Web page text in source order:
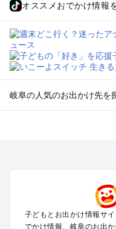
オススメおでかけ情報
岐阜の人気のお出かけ先を
高山・下呂・飛騨・奥飛
郡上・美濃・関のプールお
木曽路・木曽周辺のプール
子どもとお出かけ情報サ
でかけ情報、岐阜のお出